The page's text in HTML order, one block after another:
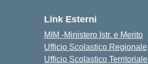
Link Esterni
MIM -Ministero Istr. e Merito
Ufficio Scolastico Regionale
Ufficio Scolastico Territoriale